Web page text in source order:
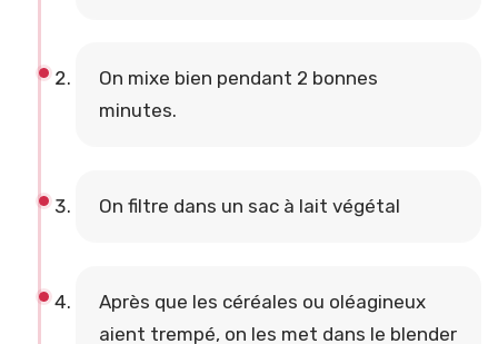
On mixe bien pendant 2 bonnes
minutes.
On filtre dans un sac à lait végétal
Après que les céréales ou oléagineux
aient trempé, on les met dans le blender